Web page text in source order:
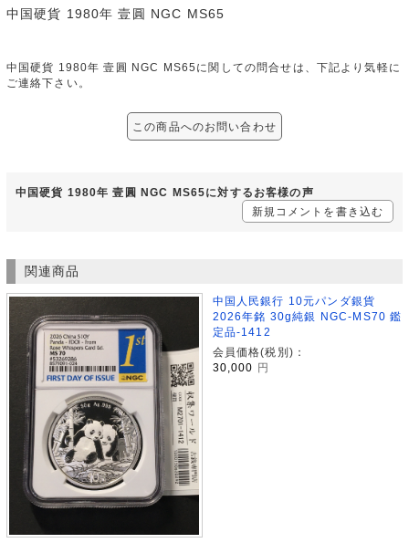
中国硬貨 1980年 壹圓 NGC MS65
中国硬貨 1980年 壹圓 NGC MS65に関しての問合せは、下記より気軽に
ご連絡下さい。
この商品へのお問い合わせ
中国硬貨 1980年 壹圓 NGC MS65に対するお客様の声
新規コメントを書き込む
関連商品
中国人民銀行 10元パンダ銀貨
2026年銘 30g純銀 NGC-MS70 鑑
定品-1412
会員価格(税別)：
30,000
円